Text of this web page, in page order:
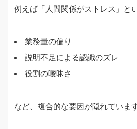
例えば「人間関係がストレス」と
業務量の偏り
説明不足による認識のズレ
役割の曖昧さ
など、複合的な要因が隠れています